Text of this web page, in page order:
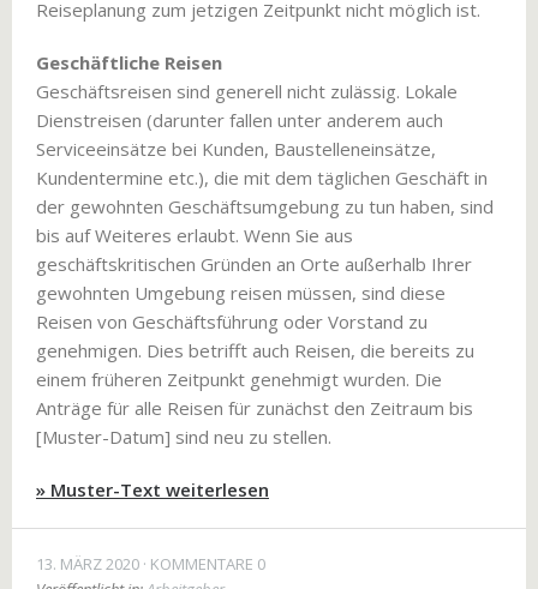
Reiseplanung zum jetzigen Zeitpunkt nicht möglich ist.
Geschäftliche Reisen
Geschäftsreisen sind generell nicht zulässig. Lokale
Dienstreisen (darunter fallen unter anderem auch
Serviceeinsätze bei Kunden, Baustelleneinsätze,
Kundentermine etc.), die mit dem täglichen Geschäft in
der gewohnten Geschäftsumgebung zu tun haben, sind
bis auf Weiteres erlaubt. Wenn Sie aus
geschäftskritischen Gründen an Orte außerhalb Ihrer
gewohnten Umgebung reisen müssen, sind diese
Reisen von Geschäftsführung oder Vorstand zu
genehmigen. Dies betrifft auch Reisen, die bereits zu
einem früheren Zeitpunkt genehmigt wurden. Die
Anträge für alle Reisen für zunächst den Zeitraum bis
[Muster-Datum] sind neu zu stellen.
» Muster-Text weiterlesen
13. MÄRZ 2020 KOMMENTARE 0